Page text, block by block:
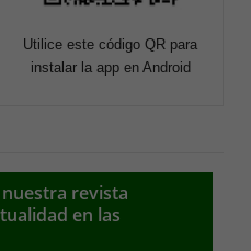
Utilice este código QR para
instalar la app en Android
revista
en las